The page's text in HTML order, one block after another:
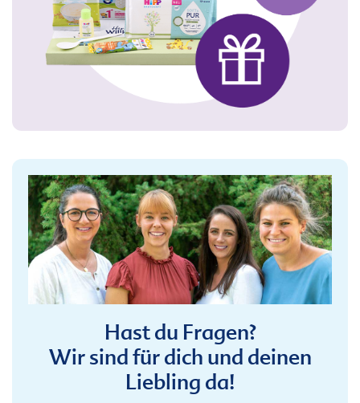
Hast du Fragen?
Wir sind für dich und deinen
Liebling da!